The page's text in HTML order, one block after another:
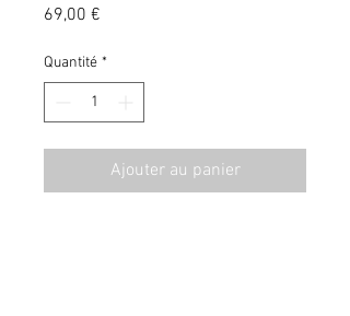
69,00 €
Quantité *
Ajouter au panier